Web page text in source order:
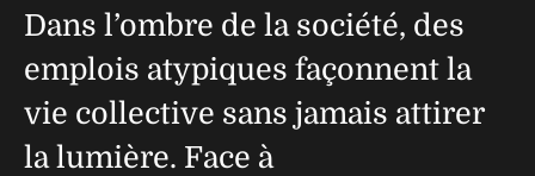
Dans l’ombre de la société, des
emplois atypiques façonnent la
vie collective sans jamais attirer
la lumière. Face à